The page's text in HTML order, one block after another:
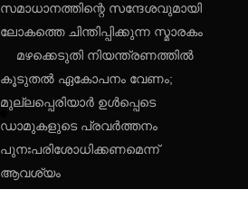
സമാധാനത്തിന്റെ സന്ദേശവുമായി
ലോകത്തെ ചിന്തിപ്പിക്കുന്ന സ്മാരകം
മഴക്കെടുതി നിയന്ത്രണത്തിൽ
കൂടുതൽ ഏകോപനം വേണം;
മുല്ലപ്പെരിയാർ ഉൾപ്പെടെ
ഡാമുകളുടെ പ്രവർത്തനം
പുനഃപരിശോധിക്കണമെന്ന്
ആവശ്യം